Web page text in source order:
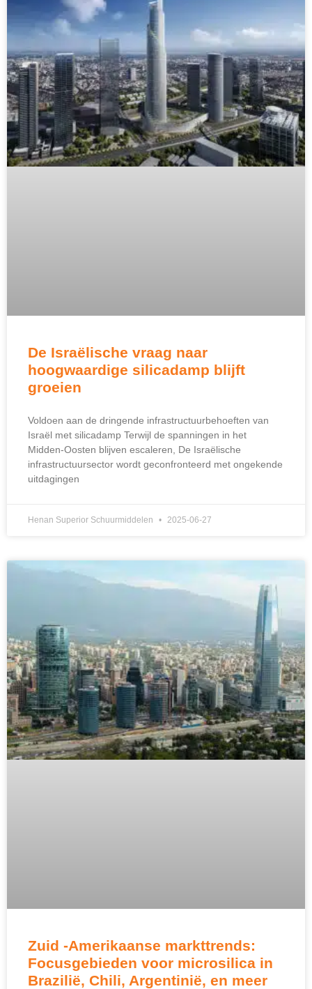
De Israëlische vraag naar
hoogwaardige silicadamp blijft
groeien
Voldoen aan de dringende infrastructuurbehoeften van
Israël met silicadamp Terwijl de spanningen in het
Midden-Oosten blijven escaleren, De Israëlische
infrastructuursector wordt geconfronteerd met ongekende
uitdagingen
Henan Superior Schuurmiddelen 2025-06-27
Zuid -Amerikaanse markttrends:
Focusgebieden voor microsilica in
Brazilië, Chili, Argentinië, en meer